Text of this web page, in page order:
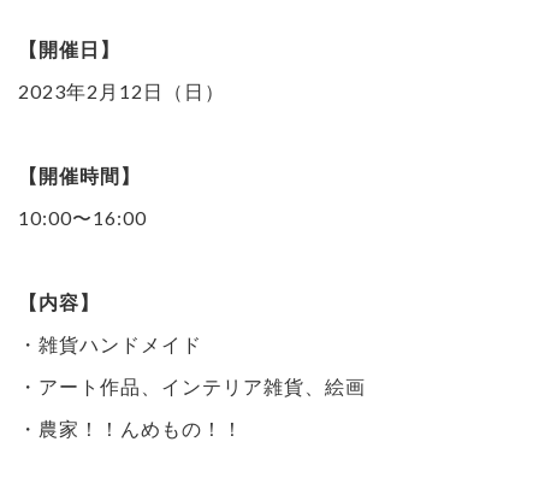
【開催日】
2023年2月12日（日）
【開催時間】
10:00〜16:00
【内容】
・雑貨ハンドメイド
・アート作品、インテリア雑貨、絵画
・農家！！んめもの！！